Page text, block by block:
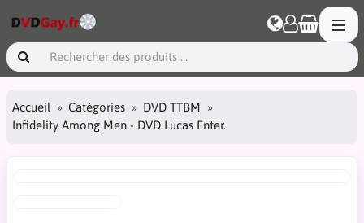
Accueil Catégories
DVD TTBM
Infidelity Among Men - DVD Lucas Enter.